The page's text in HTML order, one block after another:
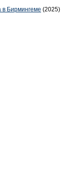
Бирмингеме (2025)